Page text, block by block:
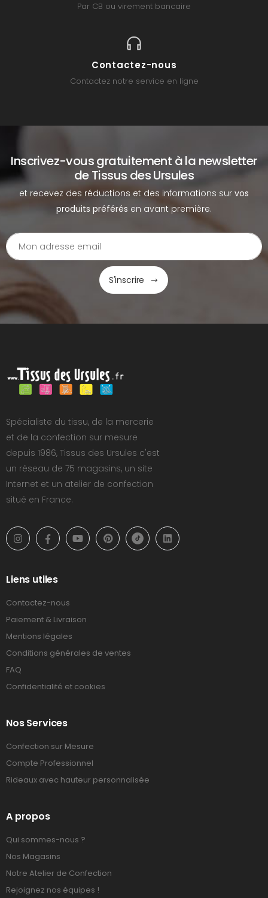
Par CB ou virement bancaire
Contactez-nous
Contactez notre service en ligne
Inscrivez-vous gratuitement à la newsletter
de Tissus des Ursules
et recevez des réductions et des informations sur vos
produits préférés en avant première.
S'inscrire
Spécialiste du tissu, de la mercerie
et de la confection sur mesure
depuis 1986, Tissus des Ursules c'est
un réseau de 75 magasins, un site
Internet et un atelier de confection
situé en France.
Liens utiles
Contactez-nous
Paiement & Livraison
Mentions légales
Conditions générales de ventes
FAQ
Confidentialité et cookies
Nos Services
Confection sur Mesure
Compte Professionnel
Rideaux avec hauteur personnalisée
A propos
Qui sommes-nous ?
Nos Magasins
Notre Atelier de Confection
Rejoignez nos équipes !